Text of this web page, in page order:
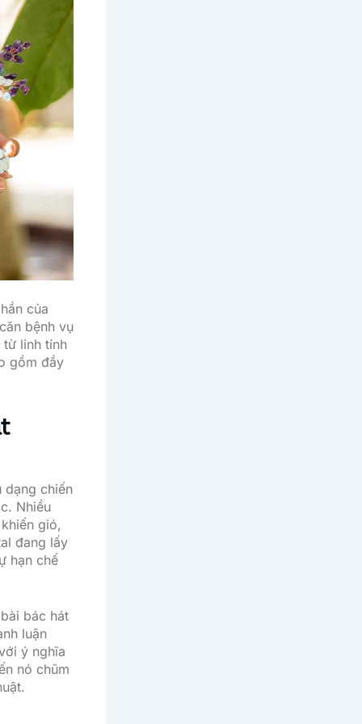
của
bệnh vụ
từ linh tính
gồm đầy
dạng chiến
Nhiều
gió,
đang lấy
hạn chế
bác hát
luận
ý nghĩa
nó chũm